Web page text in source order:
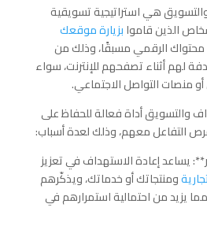
هي استراتيجية تسويقية
الذين قاموابزيارة موقعك
محتواك الرقمي مسبقًا، وذلك من
لهم أثناء تصفحهم للإنترنت، سواء
منصات التواصل الاجتماعي.
والتسويق أداة فعالة للحفاظ على
التفاعل معهم، وذلك لعدة أسباب:
يساعد إعادة الاستهداف في تعزيز
ومنتجاتك أو خدماتك، ويذكّرهم
يزيد من احتمالية استمرارهم في